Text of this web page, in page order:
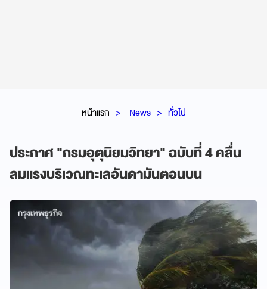
หน้าแรก News ทั่วไป
ประกาศ "กรมอุตุนิยมวิทยา" ฉบับที่ 4 คลื่น
ลมแรงบริเวณทะเลอันดามันตอนบน